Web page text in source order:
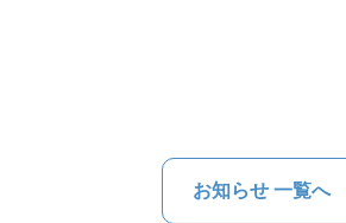
お知らせ 一覧へ